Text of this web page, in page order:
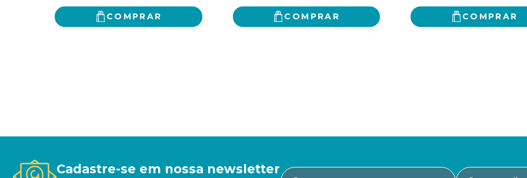
COMPRAR COMPRAR COMPRAR
Cadastre-se em nossa newsletter